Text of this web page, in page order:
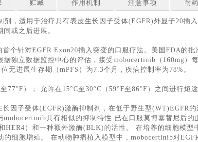
贮藏 作用机制 注意事项 耐
，适用于治疗具有表皮生长因子受体(EGFR)外显子20插
或之后进展。
个针对EGFR Exon20插入突变的口服疗法。美国FDA的
据独立数据监控中心的评估，接受mobocertinib（160mg）
无进展生存期（mPFS）为7.3个月，疾病控制率为78%。
77°F）； 允许在15°C至30°C（59°F至86°F）之间进行短
因子受体(EGFR)激酶抑制剂，在低于野生型(WT)EGFR
mobocertinib具有相似的抑制特性 已在口服莫博塞替尼后
HER4）和一种额外激酶(BLK)的活性。 在培养的细胞模
的细胞增殖。 在动物肿瘤植入模型中，mobocertinib对